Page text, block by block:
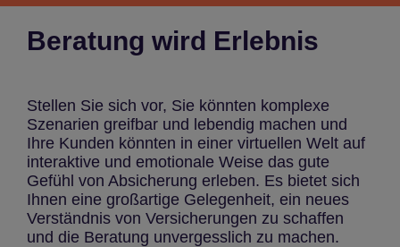
Beratung wird Erlebnis
Stellen Sie sich vor, Sie könnten komplexe
Szenarien greifbar und lebendig machen und
Ihre Kunden könnten in einer virtuellen Welt auf
interaktive und emotionale Weise das gute
Gefühl von Absicherung erleben. Es bietet sich
Ihnen eine großartige Gelegenheit, ein neues
Verständnis von Versicherungen zu schaffen
und die Beratung unvergesslich zu machen.